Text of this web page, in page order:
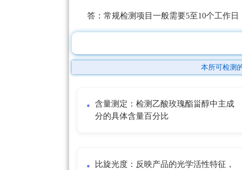
答：常规检测项目一般需要5至10个工作
本所可检测
含量测定：检测乙酸玫瑰酯甾醇中主成
分的具体含量百分比
比旋光度：反映产品的光学活性特征，